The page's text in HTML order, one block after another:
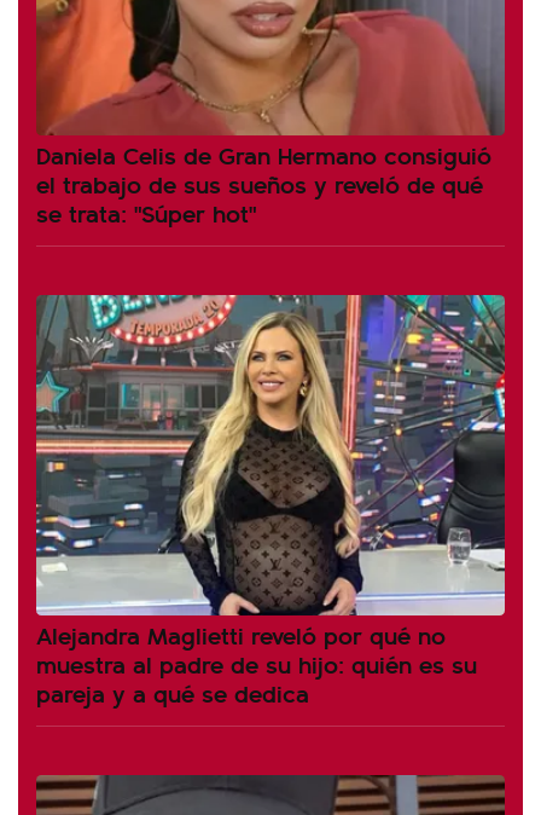
Daniela Celis de Gran Hermano consiguió
el trabajo de sus sueños y reveló de qué
se trata: "Súper hot"
Alejandra Maglietti reveló por qué no
muestra al padre de su hijo: quién es su
pareja y a qué se dedica